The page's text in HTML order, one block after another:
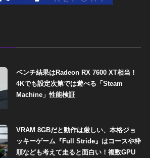
ベンチ結果はRadeon RX 7600 XT相当！
4Kでも設定次第では遊べる「Steam
Machine」性能検証
VRAM 8GBだと動作は厳しい、本格ジョ
ッキーゲーム『Full Stride』はコースや枠
順なども考えて走ると面白い！複数GPU